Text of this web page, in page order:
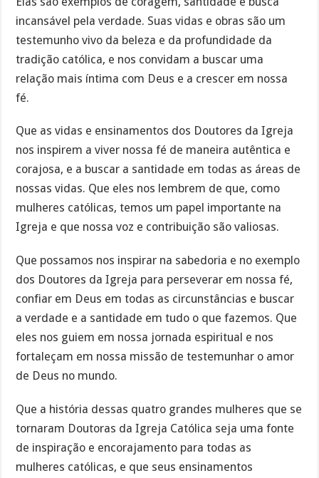
incansável pela verdade. Suas vidas e obras são um
testemunho vivo da beleza e da profundidade da
tradição católica, e nos convidam a buscar uma
relação mais íntima com Deus e a crescer em nossa
fé.
Que as vidas e ensinamentos dos Doutores da Igreja
nos inspirem a viver nossa fé de maneira autêntica e
corajosa, e a buscar a santidade em todas as áreas de
nossas vidas. Que eles nos lembrem de que, como
mulheres católicas, temos um papel importante na
Igreja e que nossa voz e contribuição são valiosas.
Que possamos nos inspirar na sabedoria e no exemplo
dos Doutores da Igreja para perseverar em nossa fé,
confiar em Deus em todas as circunstâncias e buscar
a verdade e a santidade em tudo o que fazemos. Que
eles nos guiem em nossa jornada espiritual e nos
fortaleçam em nossa missão de testemunhar o amor
de Deus no mundo.
Que a história dessas quatro grandes mulheres que se
tornaram Doutoras da Igreja Católica seja uma fonte
de inspiração e encorajamento para todas as
mulheres católicas, e que seus ensinamentos